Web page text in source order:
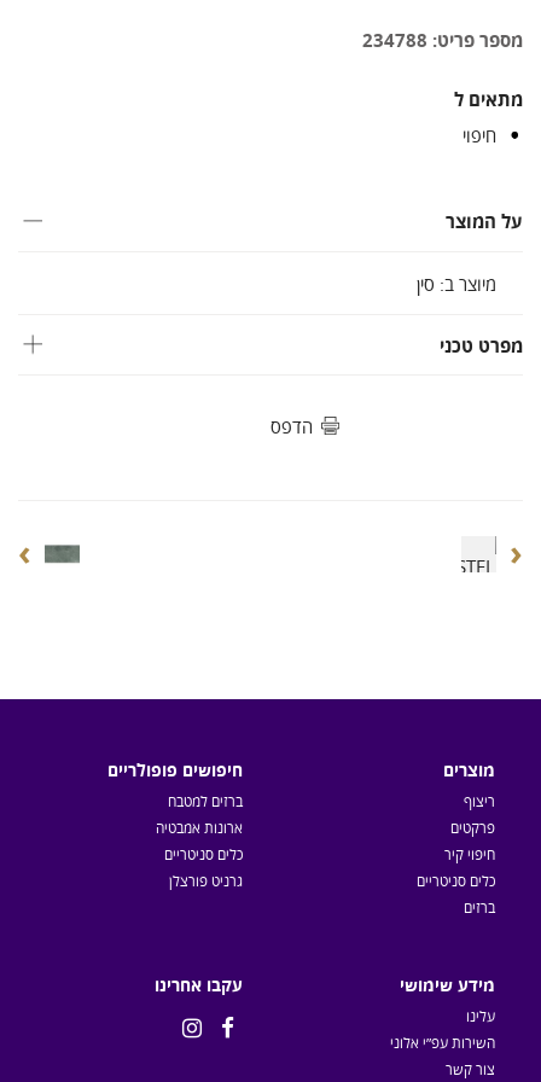
מספר פריט: 234788
מתאים ל
חיפוי
על המוצר
מיוצר ב: סין
מפרט טכני
הדפס
‹
›
מוצרים
ריצוף
פרקטים
חיפוי קיר
כלים סניטריים
ברזים
חיפושים פופולריים
ברזים למטבח
ארונות אמבטיה
כלים סניטריים
גרניט פורצלן
מידע שימושי
עלינו
השירות עפ״י אלוני
צור קשר
עקבו אחרינו

